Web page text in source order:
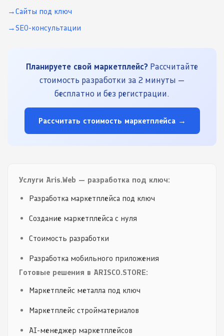
Сайты под ключ
SEO-консультации
Планируете свой маркетплейс? Рассчитайте
стоимость разработки за 2 минуты —
бесплатно и без регистрации.
Рассчитать стоимость маркетплейса →
Услуги Aris.Web — разработка под ключ:
Разработка маркетплейса под ключ
Создание маркетплейса с нуля
Стоимость разработки
Разработка мобильного приложения
Готовые решения в ARISCO.STORE:
Маркетплейс металла под ключ
Маркетплейс стройматериалов
AI-менеджер маркетплейсов